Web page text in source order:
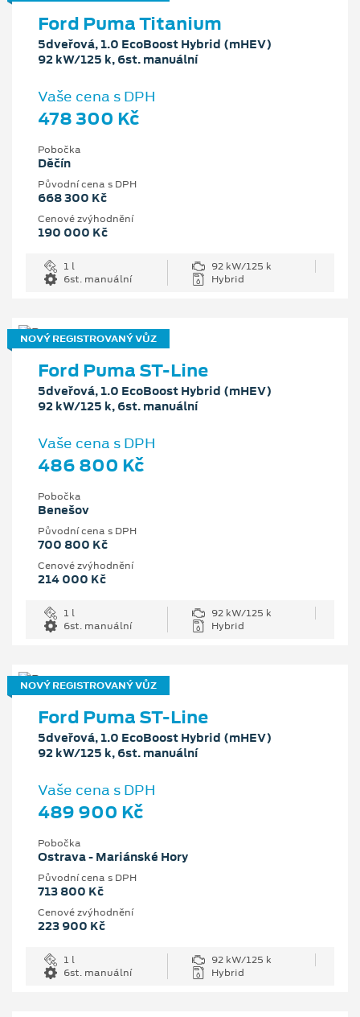
Ford Puma Titanium
5dveřová, 1.0 EcoBoost Hybrid (mHEV)
92 kW/125 k, 6st. manuální
Vaše cena s DPH
478 300 Kč
Pobočka
Děčín
Původní cena s DPH
668 300 Kč
Cenové zvýhodnění
190 000 Kč
1 l
92 kW/125 k
6st. manuální
Hybrid
NOVÝ REGISTROVANÝ VŮZ
Ford Puma ST-Line
5dveřová, 1.0 EcoBoost Hybrid (mHEV)
92 kW/125 k, 6st. manuální
Vaše cena s DPH
486 800 Kč
Pobočka
Benešov
Původní cena s DPH
700 800 Kč
Cenové zvýhodnění
214 000 Kč
1 l
92 kW/125 k
6st. manuální
Hybrid
NOVÝ REGISTROVANÝ VŮZ
Ford Puma ST-Line
5dveřová, 1.0 EcoBoost Hybrid (mHEV)
92 kW/125 k, 6st. manuální
Vaše cena s DPH
489 900 Kč
Pobočka
Ostrava - Mariánské Hory
Původní cena s DPH
713 800 Kč
Cenové zvýhodnění
223 900 Kč
1 l
92 kW/125 k
6st. manuální
Hybrid